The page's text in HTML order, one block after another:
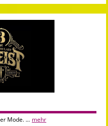
Mode. ... mehr